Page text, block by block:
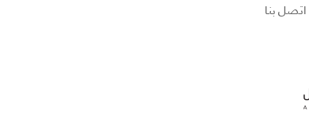
اتصل بنا